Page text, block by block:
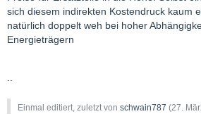
sich diesem indirekten Kostendruck kaum
natürlich doppelt weh bei hoher
Energieträgern
..
Einmal editiert, zuletzt von schwain787 (27.